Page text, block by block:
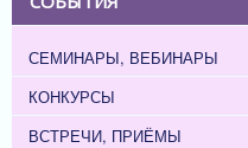
СЕМИНАРЫ, ВЕБИНАРЫ
КОНКУРСЫ
ВСТРЕЧИ, ПРИЁМЫ